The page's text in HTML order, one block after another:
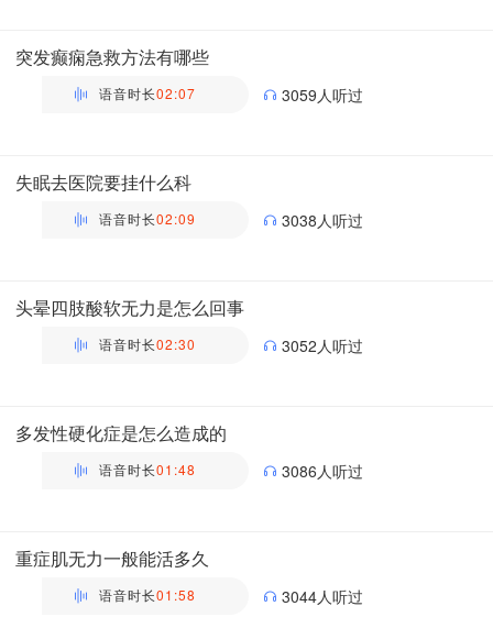
突发癫痫急救方法有哪些
语音时长02:07 3059人听过
失眠去医院要挂什么科
语音时长02:09 3038人听过
头晕四肢酸软无力是怎么回事
语音时长02:30 3052人听过
多发性硬化症是怎么造成的
语音时长01:48 3086人听过
重症肌无力一般能活多久
语音时长01:58 3044人听过